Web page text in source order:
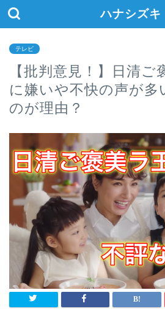
ハナシズキ
テレビ
【批判意見！】日清ご
に嫌いや不快の声が多
のが理由？